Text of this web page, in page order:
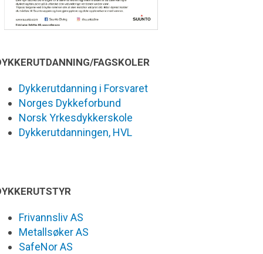
FAGSKOLER
Dykkerutdanning i Forsvaret
Norges Dykkeforbund
Norsk Yrkesdykkerskole
Dykkerutdanningen, HVL
Frivannsliv AS
Metallsøker AS
SafeNor AS